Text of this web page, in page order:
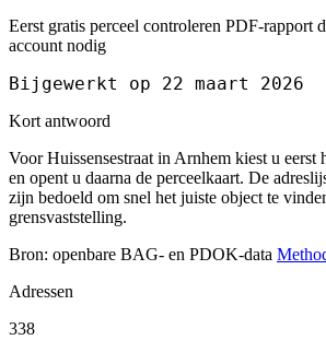
Eerst gratis perceel controleren PDF-rapport
account nodig
Bijgewerkt op 22 maart 2026
Kort antwoord
Voor Huissensestraat in Arnhem kiest u eerst
en opent u daarna de perceelkaart. De
zijn bedoeld om snel het juiste object te
grensvaststelling.
Bron: openbare BAG- en PDOK-data
Adressen
338